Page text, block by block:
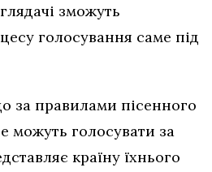
зможуть
голосування саме під
за правилами пісенного
можуть голосувати за
країну їхнього